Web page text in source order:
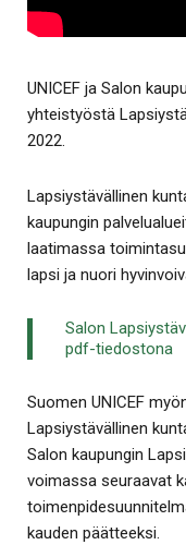
UNICEF ja Salon
yhteistyöstä
2022.
Lapsiystävällinen
kaupungin
laatimassa
lapsi ja nuori
Salon
pdf-tiedostona
Suomen UNICEF
Lapsiystävällinen
Salon kaupungin
voimassa seuraavat
kauden päätteeksi.